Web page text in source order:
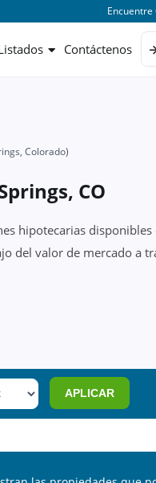
Encuentre
Contáctenos
Colorado)
CO
hipotecarias
del valor de mercado a
APLICAR